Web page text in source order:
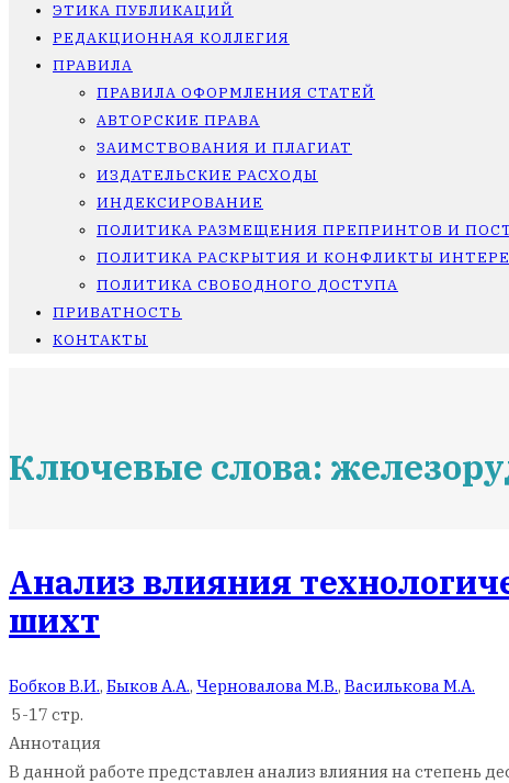
ЭТИКА ПУБЛИКАЦИЙ
РЕДАКЦИОННАЯ КОЛЛЕГИЯ
ПРАВИЛА
ПРАВИЛА ОФОРМЛЕНИЯ СТАТЕЙ
АВТОРСКИЕ ПРАВА
ЗАИМСТВОВАНИЯ И ПЛАГИАТ
ИЗДАТЕЛЬСКИЕ РАСХОДЫ
ИНДЕКСИРОВАНИЕ
ПОЛИТИКА РАЗМЕЩЕНИЯ ПРЕПРИНТОВ И
ПОЛИТИКА РАСКРЫТИЯ И КОНФЛИКТЫ
ПОЛИТИКА СВОБОДНОГО ДОСТУПА
ПРИВАТНОСТЬ
КОНТАКТЫ
Ключевые слова:
Анализ влияния
шихт
Бобков В.И., Быков А.А., Черновалова М.В., Василькова М.А.
5-17 стр.
Аннотация
В данной работе представлен анализ влияния на степень